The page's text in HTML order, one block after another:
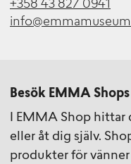
+358 43 827 0941
Besök EMMA
I EMMA Shop hittar
eller åt dig själv.
produkter för